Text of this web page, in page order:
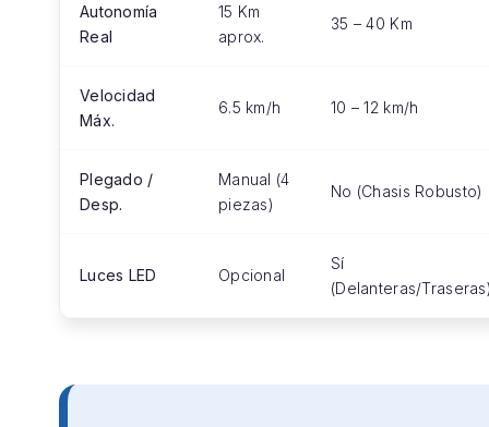
Autonomía
Real
15 Km
aprox.
35 – 40 Km
Velocidad
Máx.
6.5 km/h 10 – 12 km/h
Plegado /
Desp.
Manual (4
piezas)
No (Chasis Robusto)
Luces LED Opcional
Sí
(Delanteras/